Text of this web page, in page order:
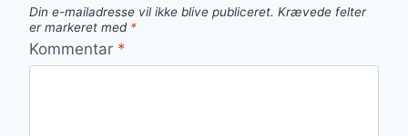
Din e-mailadresse vil ikke blive publiceret. Krævede felter
er markeret med *
Kommentar *